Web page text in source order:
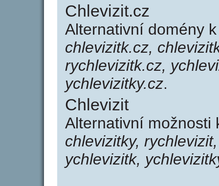
Chlevizit.cz
Alternativní domény
chlevizitk.cz,
rychlevizitk.cz,
ychlevizitky.cz.
Chlevizit
Alternativní
chlevizitky,
ychlevizitk,